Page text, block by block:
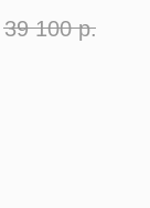
39 100 р.